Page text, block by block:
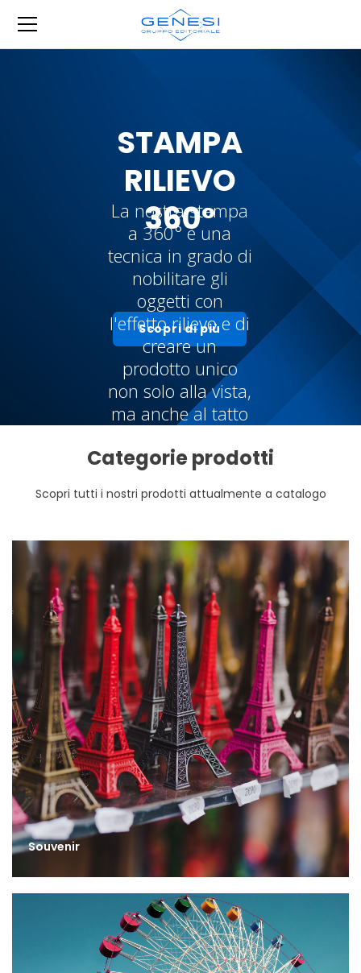
STAMPA
RILIEVO
360°
Scopri di più
La nostra stampa
a 360° è una
tecnica in grado di
nobilitare gli
oggetti con
l'effetto rilievo e di
creare un
prodotto unico
non solo alla vista,
ma anche al tatto
Categorie prodotti
Scopri tutti i nostri prodotti attualmente a catalogo
Souvenir